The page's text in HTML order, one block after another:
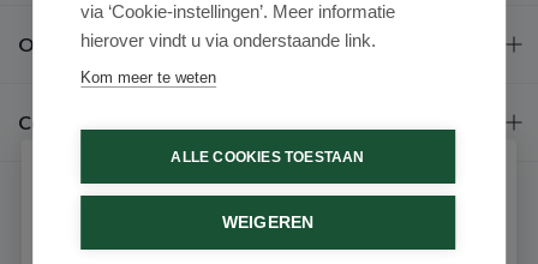
Over ons
Contact
via ‘Cookie-instellingen’. Meer informatie
hierover vindt u via onderstaande link.
Kom meer te weten
ALLE COOKIES TOESTAAN
WEIGEREN
Schrijf je in voor onze nieuwsbrief
Ontvang als eerste de beste aanbiedingen en persoonlijk
advies